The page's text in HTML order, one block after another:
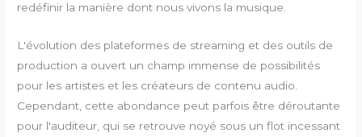
redéfinir la manière dont nous vivons la musique.
L'évolution des plateformes de streaming et des outils de
production a ouvert un champ immense de possibilités
pour les artistes et les créateurs de contenu audio.
Cependant, cette abondance peut parfois être déroutante
pour l'auditeur, qui se retrouve noyé sous un flot incessant